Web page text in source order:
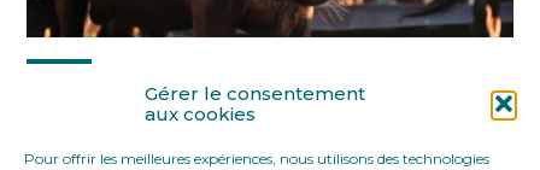
Gérer le consentement
aux cookies
Pour offrir les meilleures expériences, nous utilisons des technologies